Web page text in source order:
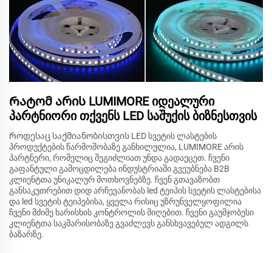
Რატომ არის LUMIMORE იდეალური
პარტნიორი თქვენს LED საშუქის ბიზნესთვის
Როდესაც საქმიანობისთვის LED სვეტის ლასტების
პროდუქტების წარმოშობაზე განხილულია, LUMIMORE არის
პარტნერი, რომელიც შეგიძლიათ უნდა გადაეცეთ. ჩვენი
გაფანტული გამოცდილება ინდუსტრიაში გვეუბნება B2B
კლიენტთა უნიკალურ მოთხოვნებზე. ჩვენ გთავაზობთ
განსაკუთრებით დიდ არჩევანობას led ტეიპის სვეტის ლასტებისა
და led სვეტის ტეიპებისა, ყველა რისიც უზრუნველყოფილია
ჩვენი მძიმე ხარისხის კონტროლის მიღებით. ჩვენი გაუმჯობესი
კლიენტთა საკმარისობაზე გვაძლევს განსხვავებულ ადგილს
ბაზარზე.